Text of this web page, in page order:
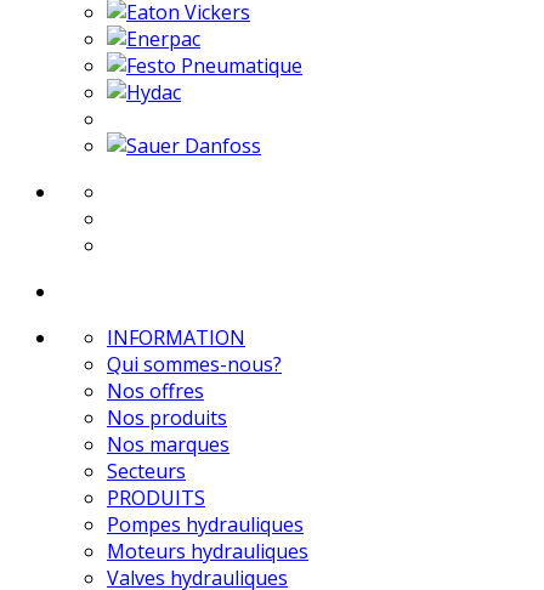
INFORMATION
Qui sommes-nous?
Nos offres
Nos produits
Nos marques
Secteurs
PRODUITS
Pompes hydrauliques
Moteurs hydrauliques
Valves hydrauliques